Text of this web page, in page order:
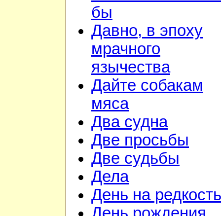
бы
Давно, в эпоху
мрачного
язычества
Дайте собакам
мяса
Два судна
Две просьбы
Две судьбы
Дела
День на редкость